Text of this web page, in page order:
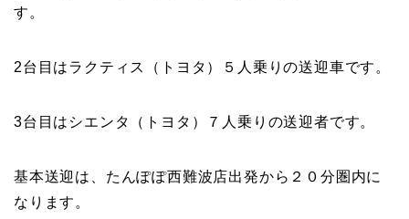
す。
2台目はラクティス（トヨタ）５人乗りの送迎車です。
3台目はシエンタ（トヨタ）７人乗りの送迎者です。
基本送迎は、たんぽぽ西難波店出発から２０分圏内に
なります。